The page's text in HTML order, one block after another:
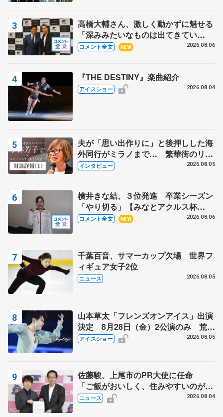
高橋大輔さん、激しく動かずに魅せる
「深みみたいなものは出てきてい
る？」 〝兄さん〟と慕うレジェンド
コメント全文 NEW 2026.08.06
『THE DESTINY』楽曲紹介
アイスショー 2026.08.04
夫が「思い出作りに」と後押しした海
外同行がミラノまで… 繁華街のリン
クでは不良のお兄さんも味方に 小林
インタビュー 2026.08.05
横井きな結、３位発進 卒業シーズン
「やり切る」【みなとアクルス杯
SP】
コメント全文 NEW 2026.08.06
千葉百音、サマーカップ欠場 世界フ
ィギュア女子2位
ニュース 2026.08.05
山本草太「フレンズオンアイス」出演
決定 8月28日（金）2公演のみ 荒川
静香さんプロデュース、20周年のアイ
アイスショー 2026.08.05
佐藤駿、上尾市のPR大使に任命
「ご飯がおいしく、住みやすいのが魅
力」
ニュース 2026.08.04